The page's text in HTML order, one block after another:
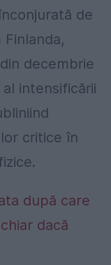
de
decembrie
intensificării
critice în
după care
dacă